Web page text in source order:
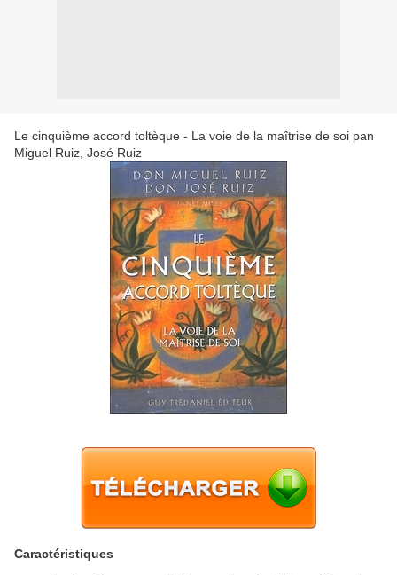
Le cinquième accord toltèque - La voie de la maîtrise de soi pan
Miguel Ruiz, José Ruiz
Caractéristiques